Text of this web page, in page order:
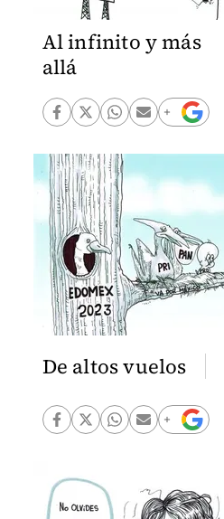
Al infinito y más
allá
De altos vuelos